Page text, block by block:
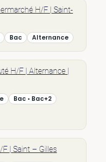
H/F | Saint-
Bac Alternance
H/F | Alternance |
Bac • Bac+2
| Saint – Gilles